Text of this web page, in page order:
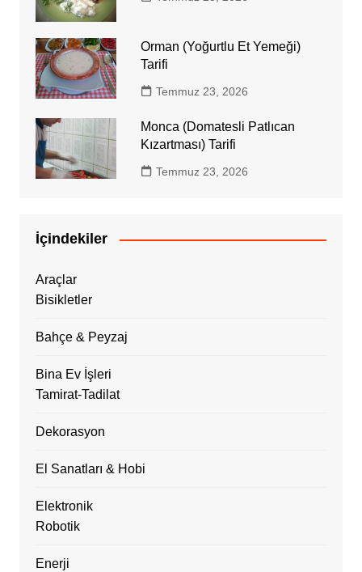
Orman (Yoğurtlu Et Yemeği)
Tarifi
Temmuz 23, 2026
Monca (Domatesli Patlıcan
Kızartması) Tarifi
Temmuz 23, 2026
İçindekiler
Araçlar
Bisikletler
Bahçe & Peyzaj
Bina Ev İşleri
Tamirat-Tadilat
Dekorasyon
El Sanatları & Hobi
Elektronik
Robotik
Enerji